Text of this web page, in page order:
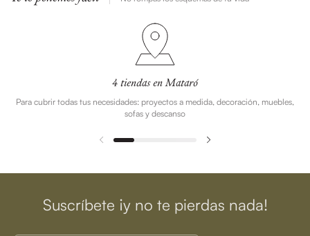
4 tiendas en Mataró
Para cubrir todas tus necesidades: proyectos a medida, decoración, muebles,
sofas y descanso
Suscríbete ¡y no te pierdas nada!